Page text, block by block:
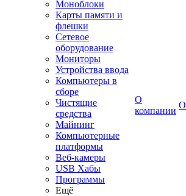
Моноблоки
Карты памяти и
флешки
Сетевое
оборудование
Мониторы
Устройства ввода
Компьютеры в
сборе
Чистящие
средства
Майнинг
Компьютерные
платформы
Веб-камеры
USB Хабы
Программы
Ещё
О
компании